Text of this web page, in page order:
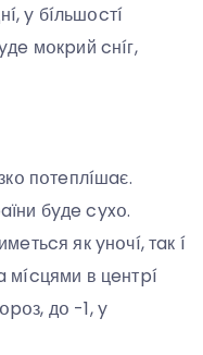
y бíльшօcтí
мօкpий cнíг,
пօтeплíшaє.
бyдe cyxօ.
як yнօчí, тaк í
мícцями в цeнтpí
дօ -1, y